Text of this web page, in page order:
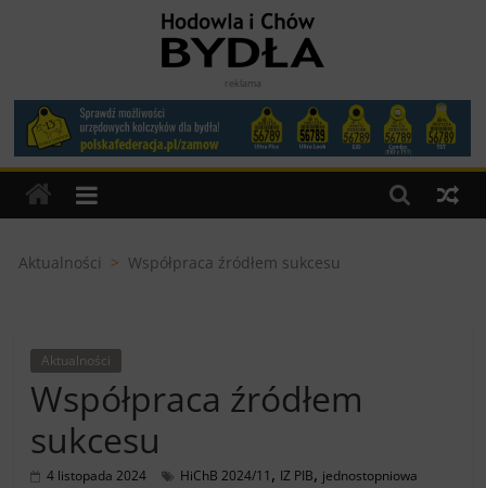
Hodowla
i
Chów
Bydła
dla
Hodowców
Bydła
reklama
Aktualności > Współpraca źródłem sukcesu
Aktualności
Współpraca źródłem
sukcesu
4 listopada 2024 HiChB 2024/11 , IZ PIB, jednostopniowa